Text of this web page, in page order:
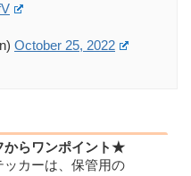
October 25, 2022
らワンポイント★
ッカーは、保管用の